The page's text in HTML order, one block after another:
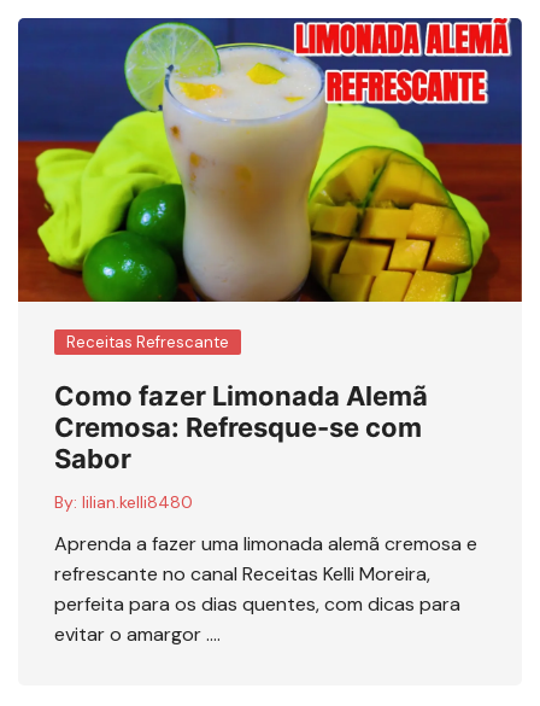
Receitas Refrescante
Como fazer Limonada Alemã
Cremosa: Refresque-se com
Sabor
By: lilian.kelli8480
Aprenda a fazer uma limonada alemã cremosa e
refrescante no canal Receitas Kelli Moreira,
perfeita para os dias quentes, com dicas para
evitar o amargor ….